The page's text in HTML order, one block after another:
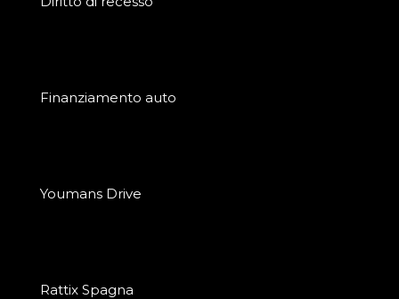
Finanziamento auto
Youmans Drive
Rattix Spagna